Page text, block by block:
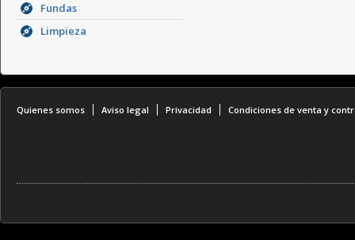
Fundas
Limpieza
Quienes somos Aviso legal Privacidad Condiciones de venta y